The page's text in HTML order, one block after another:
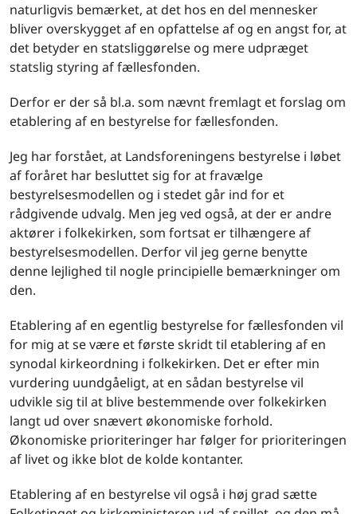
naturligvis bemærket, at det hos en del mennesker
bliver overskygget af en opfattelse af og en angst for, at
det betyder en statsliggørelse og mere udpræget
statslig styring af fællesfonden.
Derfor er der så bl.a. som nævnt fremlagt et forslag om
etablering af en bestyrelse for fællesfonden.
Jeg har forstået, at Landsforeningens bestyrelse i løbet
af foråret har besluttet sig for at fravælge
bestyrelsesmodellen og i stedet går ind for et
rådgivende udvalg. Men jeg ved også, at der er andre
aktører i folkekirken, som fortsat er tilhængere af
bestyrelsesmodellen. Derfor vil jeg gerne benytte
denne lejlighed til nogle principielle bemærkninger om
den.
Etablering af en egentlig bestyrelse for fællesfonden vil
for mig at se være et første skridt til etablering af en
synodal kirkeordning i folkekirken. Det er efter min
vurdering uundgåeligt, at en sådan bestyrelse vil
udvikle sig til at blive bestemmende over folkekirken
langt ud over snævert økonomiske forhold.
Økonomiske prioriteringer har følger for prioriteringen
af livet og ikke blot de kolde kontanter.
Etablering af en bestyrelse vil også i høj grad sætte